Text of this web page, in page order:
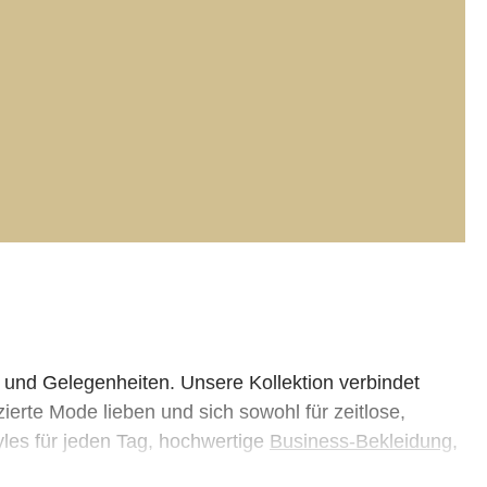
Gelegenheiten. Unsere Kollektion verbindet
Mode lieben und sich sowohl für zeitlose,
für jeden Tag, hochwertige Business-Bekleidung,